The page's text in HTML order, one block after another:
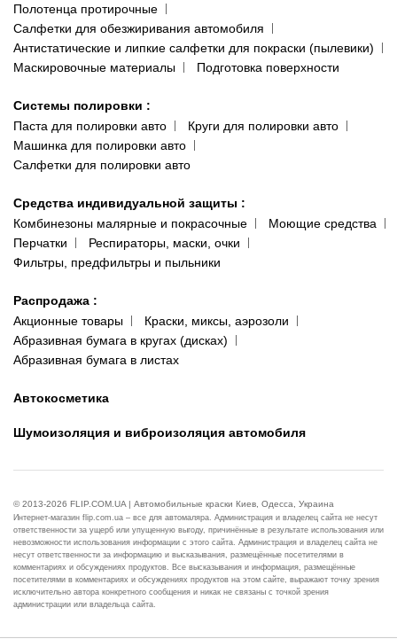
Полотенца протирочные
Салфетки для обезжиривания автомобиля
Антистатические и липкие салфетки для покраски (пылевики)
Маскировочные материалы
Подготовка поверхности
Системы полировки :
Паста для полировки авто
Круги для полировки авто
Машинка для полировки авто
Салфетки для полировки авто
Средства индивидуальной защиты :
Комбинезоны малярные и покрасочные
Моющие средства
Перчатки
Респираторы, маски, очки
Фильтры, предфильтры и пыльники
Распродажа :
Акционные товары
Краски, миксы, аэрозоли
Абразивная бумага в кругах (дисках)
Абразивная бумага в листах
Автокосметика
Шумоизоляция и виброизоляция автомобиля
© 2013-2026 FLIP.COM.UA | Автомобильные краски Киев, Одесса, Украина
Интернет-магазин flip.com.ua – все для автомаляра. Администрация и владелец сайта не несут
ответственности за ущерб или упущенную выгоду, причинённые в результате использования или
невозможности использования информации с этого сайта. Администрация и владелец сайта не
несут ответственности за информацию и высказывания, размещённые посетителями в
комментариях и обсуждениях продуктов. Все высказывания и информация, размещённые
посетителями в комментариях и обсуждениях продуктов на этом сайте, выражают точку зрения
исключительно автора конкретного сообщения и никак не связаны с точкой зрения
администрации или владельца сайта.